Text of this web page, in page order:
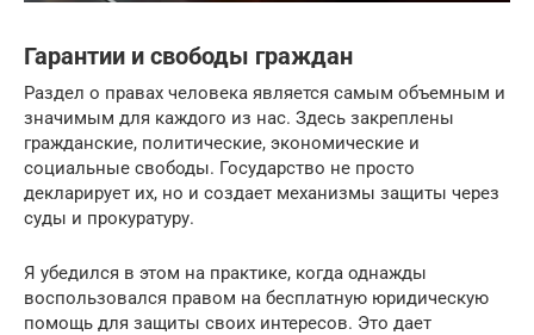
Гарантии и свободы граждан
Раздел о правах человека является самым объемным и
значимым для каждого из нас. Здесь закреплены
гражданские, политические, экономические и
социальные свободы. Государство не просто
декларирует их, но и создает механизмы защиты через
суды и прокуратуру.
Я убедился в этом на практике, когда однажды
воспользовался правом на бесплатную юридическую
помощь для защиты своих интересов. Это дает